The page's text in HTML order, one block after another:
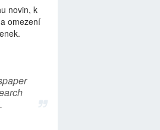
novin, k
omezení